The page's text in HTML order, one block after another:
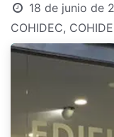
18 de junio de
COHIDEC,